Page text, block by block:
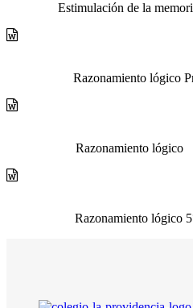
Estimulación de la
Razonamiento lógico
Razonamiento
Razonamiento lógico